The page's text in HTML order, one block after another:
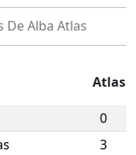
De Alba Atlas
Atlas
0
3